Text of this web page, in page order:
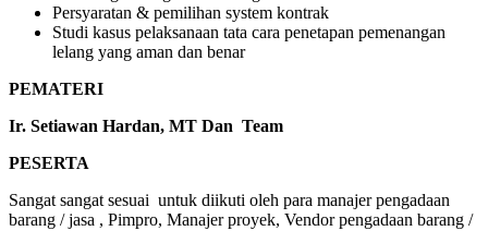
Persyaratan & pemilihan system kontrak
Studi kasus pelaksanaan tata cara penetapan pemenangan
lelang yang aman dan benar
PEMATERI
Ir. Setiawan Hardan, MT Dan Team
PESERTA
Sangat sangat sesuai untuk diikuti oleh para manajer pengadaan
barang / jasa , Pimpro, Manajer proyek, Vendor pengadaan barang /